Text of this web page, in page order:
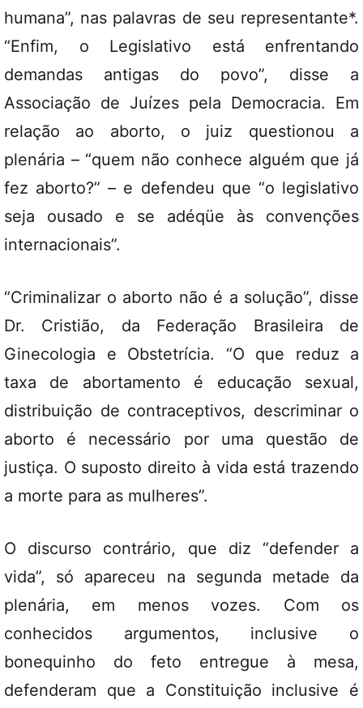
humana”, nas palavras de seu representante*.
“Enfim, o Legislativo está enfrentando
demandas antigas do povo”, disse a
Associação de Juízes pela Democracia. Em
relação ao aborto, o juiz questionou a
plenária – “quem não conhece alguém que já
fez aborto?” – e defendeu que “o legislativo
seja ousado e se adéqüe às convenções
internacionais”.
“Criminalizar o aborto não é a solução”, disse
Dr. Cristião, da Federação Brasileira de
Ginecologia e Obstetrícia. “O que reduz a
taxa de abortamento é educação sexual,
distribuição de contraceptivos, descriminar o
aborto é necessário por uma questão de
justiça. O suposto direito à vida está trazendo
a morte para as mulheres”.
O discurso contrário, que diz “defender a
vida”, só apareceu na segunda metade da
plenária, em menos vozes. Com os
conhecidos argumentos, inclusive o
bonequinho do feto entregue à mesa,
defenderam que a Constituição inclusive é